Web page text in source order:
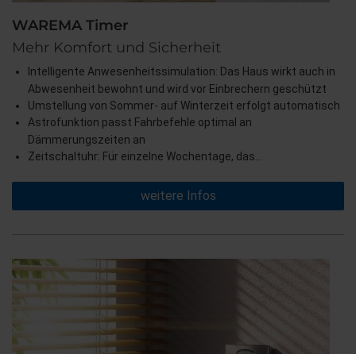
WAREMA Timer
Mehr Komfort und Sicherheit
Intelligente Anwesenheitssimulation: Das Haus wirkt auch in
Abwesenheit bewohnt und wird vor Einbrechern geschützt
Umstellung von Sommer- auf Winterzeit erfolgt automatisch
Astrofunktion passt Fahrbefehle optimal an
Dämmerungszeiten an
Zeitschaltuhr: Für einzelne Wochentage, das…
weitere Infos